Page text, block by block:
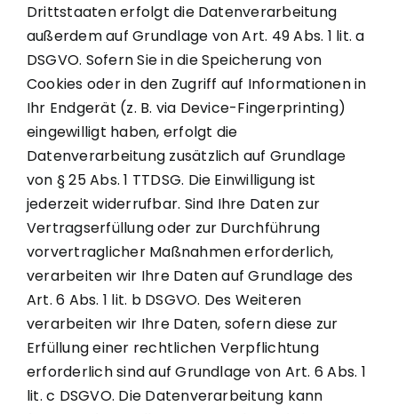
Drittstaaten erfolgt die Datenverarbeitung
außerdem auf Grundlage von Art. 49 Abs. 1 lit. a
DSGVO. Sofern Sie in die Speicherung von
Cookies oder in den Zugriff auf Informationen in
Ihr Endgerät (z. B. via Device-Fingerprinting)
eingewilligt haben, erfolgt die
Datenverarbeitung zusätzlich auf Grundlage
von § 25 Abs. 1 TTDSG. Die Einwilligung ist
jederzeit widerrufbar. Sind Ihre Daten zur
Vertragserfüllung oder zur Durchführung
vorvertraglicher Maßnahmen erforderlich,
verarbeiten wir Ihre Daten auf Grundlage des
Art. 6 Abs. 1 lit. b DSGVO. Des Weiteren
verarbeiten wir Ihre Daten, sofern diese zur
Erfüllung einer rechtlichen Verpflichtung
erforderlich sind auf Grundlage von Art. 6 Abs. 1
lit. c DSGVO. Die Datenverarbeitung kann